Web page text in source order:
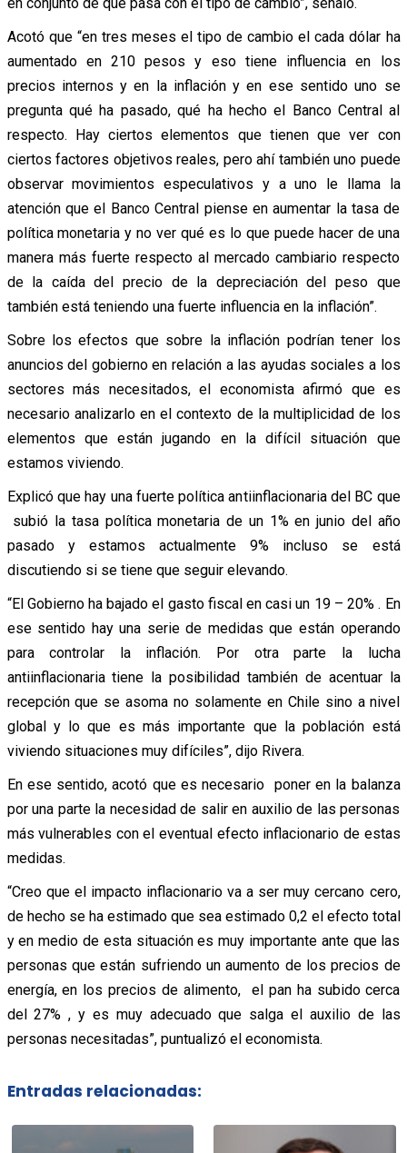
Acotó que “en tres meses el tipo de cambio el cada dólar ha
aumentado en 210 pesos y eso tiene influencia en los
precios internos y en la inflación y en ese sentido uno se
pregunta qué ha pasado, qué ha hecho el Banco Central al
respecto. Hay ciertos elementos que tienen que ver con
ciertos factores objetivos reales, pero ahí también uno puede
observar movimientos especulativos y a uno le llama la
atención que el Banco Central piense en aumentar la tasa de
política monetaria y no ver qué es lo que puede hacer de una
manera más fuerte respecto al mercado cambiario respecto
de la caída del precio de la depreciación del peso que
también está teniendo una fuerte influencia en la inflación”.
Sobre los efectos que sobre la inflación podrían tener los
anuncios del gobierno en relación a las ayudas sociales a los
sectores más necesitados, el economista afirmó que es
necesario analizarlo en el contexto de la multiplicidad de los
elementos que están jugando en la difícil situación que
estamos viviendo.
Explicó que hay una fuerte política antiinflacionaria del BC que
subió la tasa política monetaria de un 1% en junio del año
pasado y estamos actualmente 9% incluso se está
discutiendo si se tiene que seguir elevando.
“El Gobierno ha bajado el gasto fiscal en casi un 19 – 20% . En
ese sentido hay una serie de medidas que están operando
para controlar la inflación. Por otra parte la lucha
antiinflacionaria tiene la posibilidad también de acentuar la
recepción que se asoma no solamente en Chile sino a nivel
global y lo que es más importante que la población está
viviendo situaciones muy difíciles”, dijo Rivera.
En ese sentido, acotó que es necesario poner en la balanza
por una parte la necesidad de salir en auxilio de las personas
más vulnerables con el eventual efecto inflacionario de estas
medidas.
“Creo que el impacto inflacionario va a ser muy cercano cero,
de hecho se ha estimado que sea estimado 0,2 el efecto total
y en medio de esta situación es muy importante ante que las
personas que están sufriendo un aumento de los precios de
energía, en los precios de alimento, el pan ha subido cerca
del 27% , y es muy adecuado que salga el auxilio de las
personas necesitadas”, puntualizó el economista.
Entradas relacionadas: